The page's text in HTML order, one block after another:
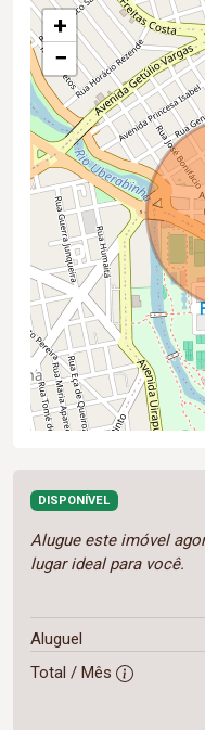
+
−
DISPONÍVEL
Alugue este imóvel
lugar ideal para você.
Aluguel
Total / Mês